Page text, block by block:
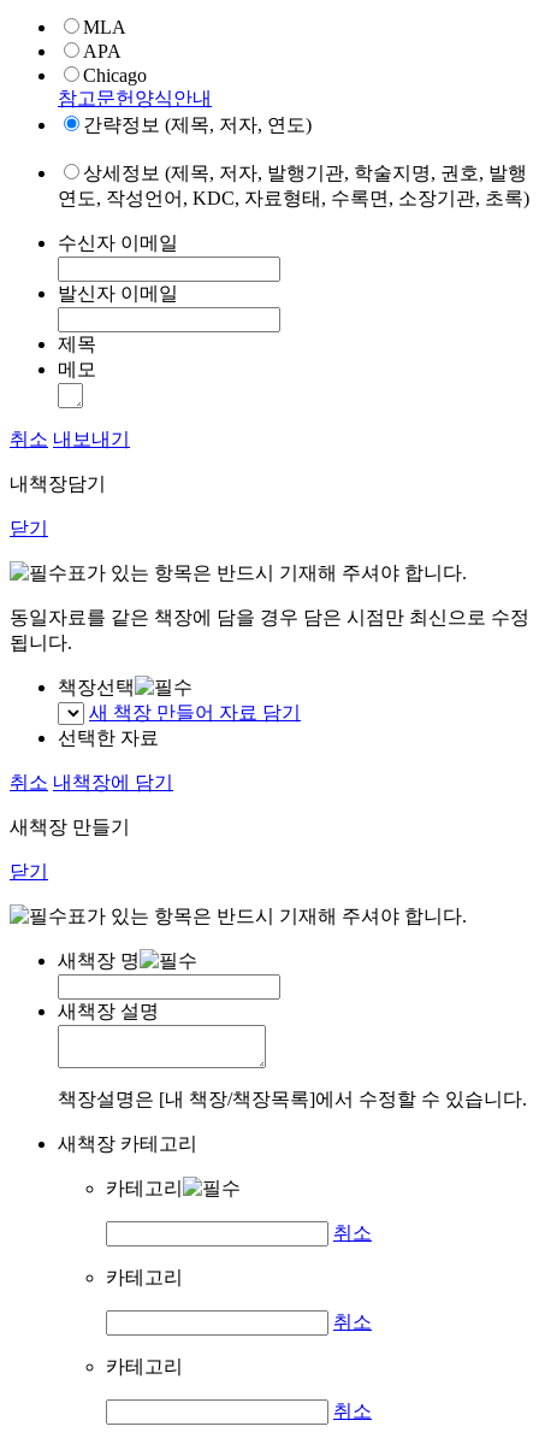
MLA
APA
Chicago
참고문헌양식안내
간략정보 (제목, 저자, 연도)
상세정보 (제목, 저자, 발행기관, 학술지명, 권호, 발행
연도, 작성언어, KDC, 자료형태, 수록면, 소장기관, 초록)
수신자 이메일
발신자 이메일
제목
메모
취소 내보내기
내책장담기
닫기
표가 있는 항목은 반드시 기재해 주셔야 합니다.
동일자료를 같은 책장에 담을 경우 담은 시점만 최신으로 수정
됩니다.
책장선택
새 책장 만들어 자료 담기
선택한 자료
취소 내책장에 담기
새책장 만들기
닫기
표가 있는 항목은 반드시 기재해 주셔야 합니다.
새책장 명
새책장 설명
책장설명은 [내 책장/책장목록]에서 수정할 수 있습니다.
새책장 카테고리
카테고리
취소
카테고리
취소
카테고리
취소